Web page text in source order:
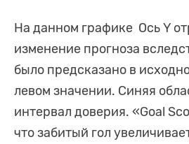
На данном графике Ось Y
изменение прогноза
было предсказано в
левом значении. Синяя
интервал доверия. «Goal
что забитый гол